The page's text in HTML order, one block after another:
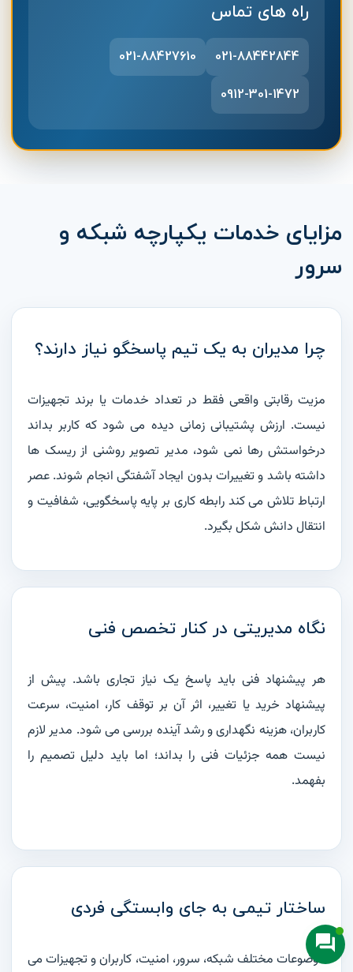
راه های تماس
021-88442844
021-88427610
0912-301-1472
مزایای خدمات یکپارچه شبکه و
سرور
چرا مدیران به یک تیم پاسخگو نیاز دارند؟
مزیت رقابتی واقعی فقط در تعداد خدمات یا برند تجهیزات
نیست. ارزش پشتیبانی زمانی دیده می شود که کاربر بداند
درخواستش رها نمی شود، مدیر تصویر روشنی از ریسک ها
داشته باشد و تغییرات بدون ایجاد آشفتگی انجام شوند. عصر
ارتباط تلاش می کند رابطه کاری بر پایه پاسخگویی، شفافیت و
انتقال دانش شکل بگیرد.
نگاه مدیریتی در کنار تخصص فنی
هر پیشنهاد فنی باید پاسخ یک نیاز تجاری باشد. پیش از
پیشنهاد خرید یا تغییر، اثر آن بر توقف کار، امنیت، سرعت
کاربران، هزینه نگهداری و رشد آینده بررسی می شود. مدیر لازم
نیست همه جزئیات فنی را بداند؛ اما باید دلیل تصمیم را
بفهمد.
ساختار تیمی به جای وابستگی فردی
موضوعات مختلف شبکه، سرور، امنیت، کاربران و تجهیزات می
ارتباط (ایران هلپ دسک) عضو رسمی نهادهای نظارتی و صنفی کشور.
سازمان نظام صنفی رایانه ای
وزارت ارتباطات و فناوری اطلاعات
خدمات تخصصی
خدمات شبکه
قرارداد پشتیبانی شبکه
خدمات IT و انفورماتیک
تجهیزات فناوری اطلاعات
دسترسی سریع
تماس با ما
سوالات متداول (FAQ)
ارتباط با ما
۰۲۱-۸۸۴۴۲۸۴۴ | ۰۲۱-۸۸۴۲۷۶۱۰
کلیه حقوق مادی و معنوی این وب‌سایت متعلق به شرکت عصر ارتباط می‌باشد.